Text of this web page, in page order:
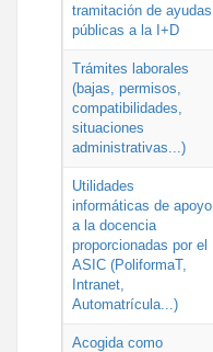
tramitación de ayudas
públicas a la I+D
Trámites laborales
(bajas, permisos,
compatibilidades,
situaciones
administrativas...)
Utilidades
informáticas de apoyo
a la docencia
proporcionadas por el
ASIC (PoliformaT,
Intranet,
Automatrícula...)
Acogida como